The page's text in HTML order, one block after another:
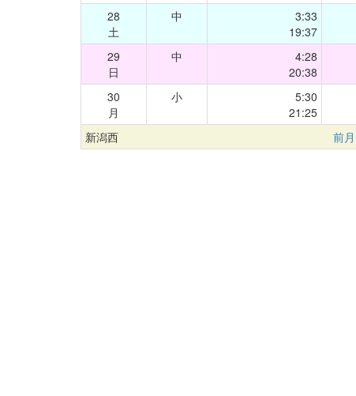
28
土
中
3:33
19:37
29
日
中
4:28
20:38
30
月
小
5:30
21:25
新潟西 前月